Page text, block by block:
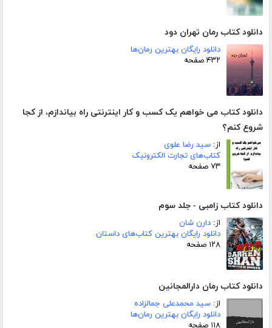
دانلود کتاب رمان تهران دود
دانلود رایگان بهترین رمان‌ها
۴۳۲ صفحه
دانلود کتاب می خواهم یک کسب و کار اینترنتی راه بیاندازم، از کجا
شروع کنم؟
از: سید رضا علوی
کتاب‌های تجارت الکترونیک
۷۳ صفحه
دانلود کتاب زامبی - جلد سوم
از: دارن شان
دانلود رایگان بهترین کتاب‌های داستان
۱۲۸ صفحه
دانلود کتاب رمان دارالمجانین
از: سید محمدعلی جمالزاده
دانلود رایگان بهترین رمان‌ها
۱۱۸ صفحه